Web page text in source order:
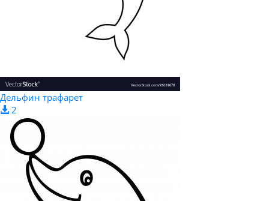
Дельфин трафарет
2